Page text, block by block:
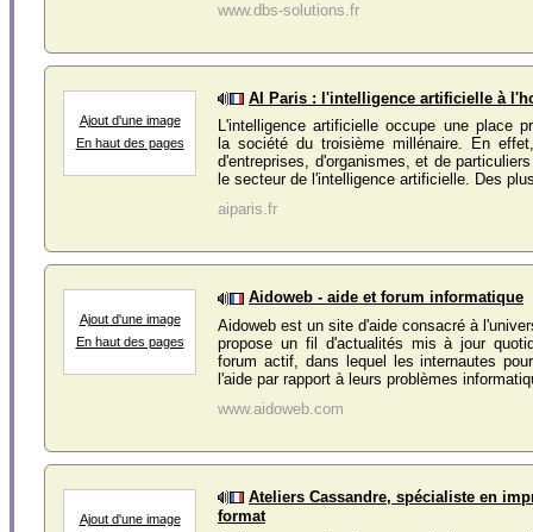
www.dbs-solutions.fr
Ajout d'une image
En haut des pages
AI Paris : l'intelligence artificielle à
L'intelligence artificielle occupe une place
la société du troisième millénaire. En
d'entreprises, d'organismes, et de
le secteur de l'intelligence artificielle. Des
aiparis.fr
Ajout d'une image
En haut des pages
Aidoweb - aide et forum informatique
Aidoweb est un site d'aide consacré à
propose un fil d'actualités mis à jour
forum actif, dans lequel les internautes
l'aide par rapport à leurs problèmes
www.aidoweb.com
Ajout d'une image
Ateliers Cassandre, spécialiste en
format